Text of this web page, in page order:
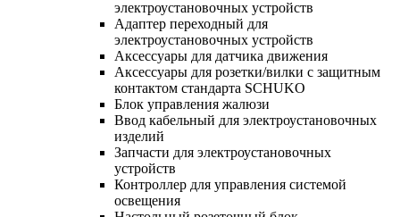
электроустановочных устройств
Адаптер переходный для
электроустановочных устройств
Аксессуары для датчика движения
Аксессуары для розетки/вилки с защитным
контактом стандарта SCHUKO
Блок управления жалюзи
Ввод кабельный для электроустановочных
изделий
Запчасти для электроустановочных
устройств
Контроллер для управления системой
освещения